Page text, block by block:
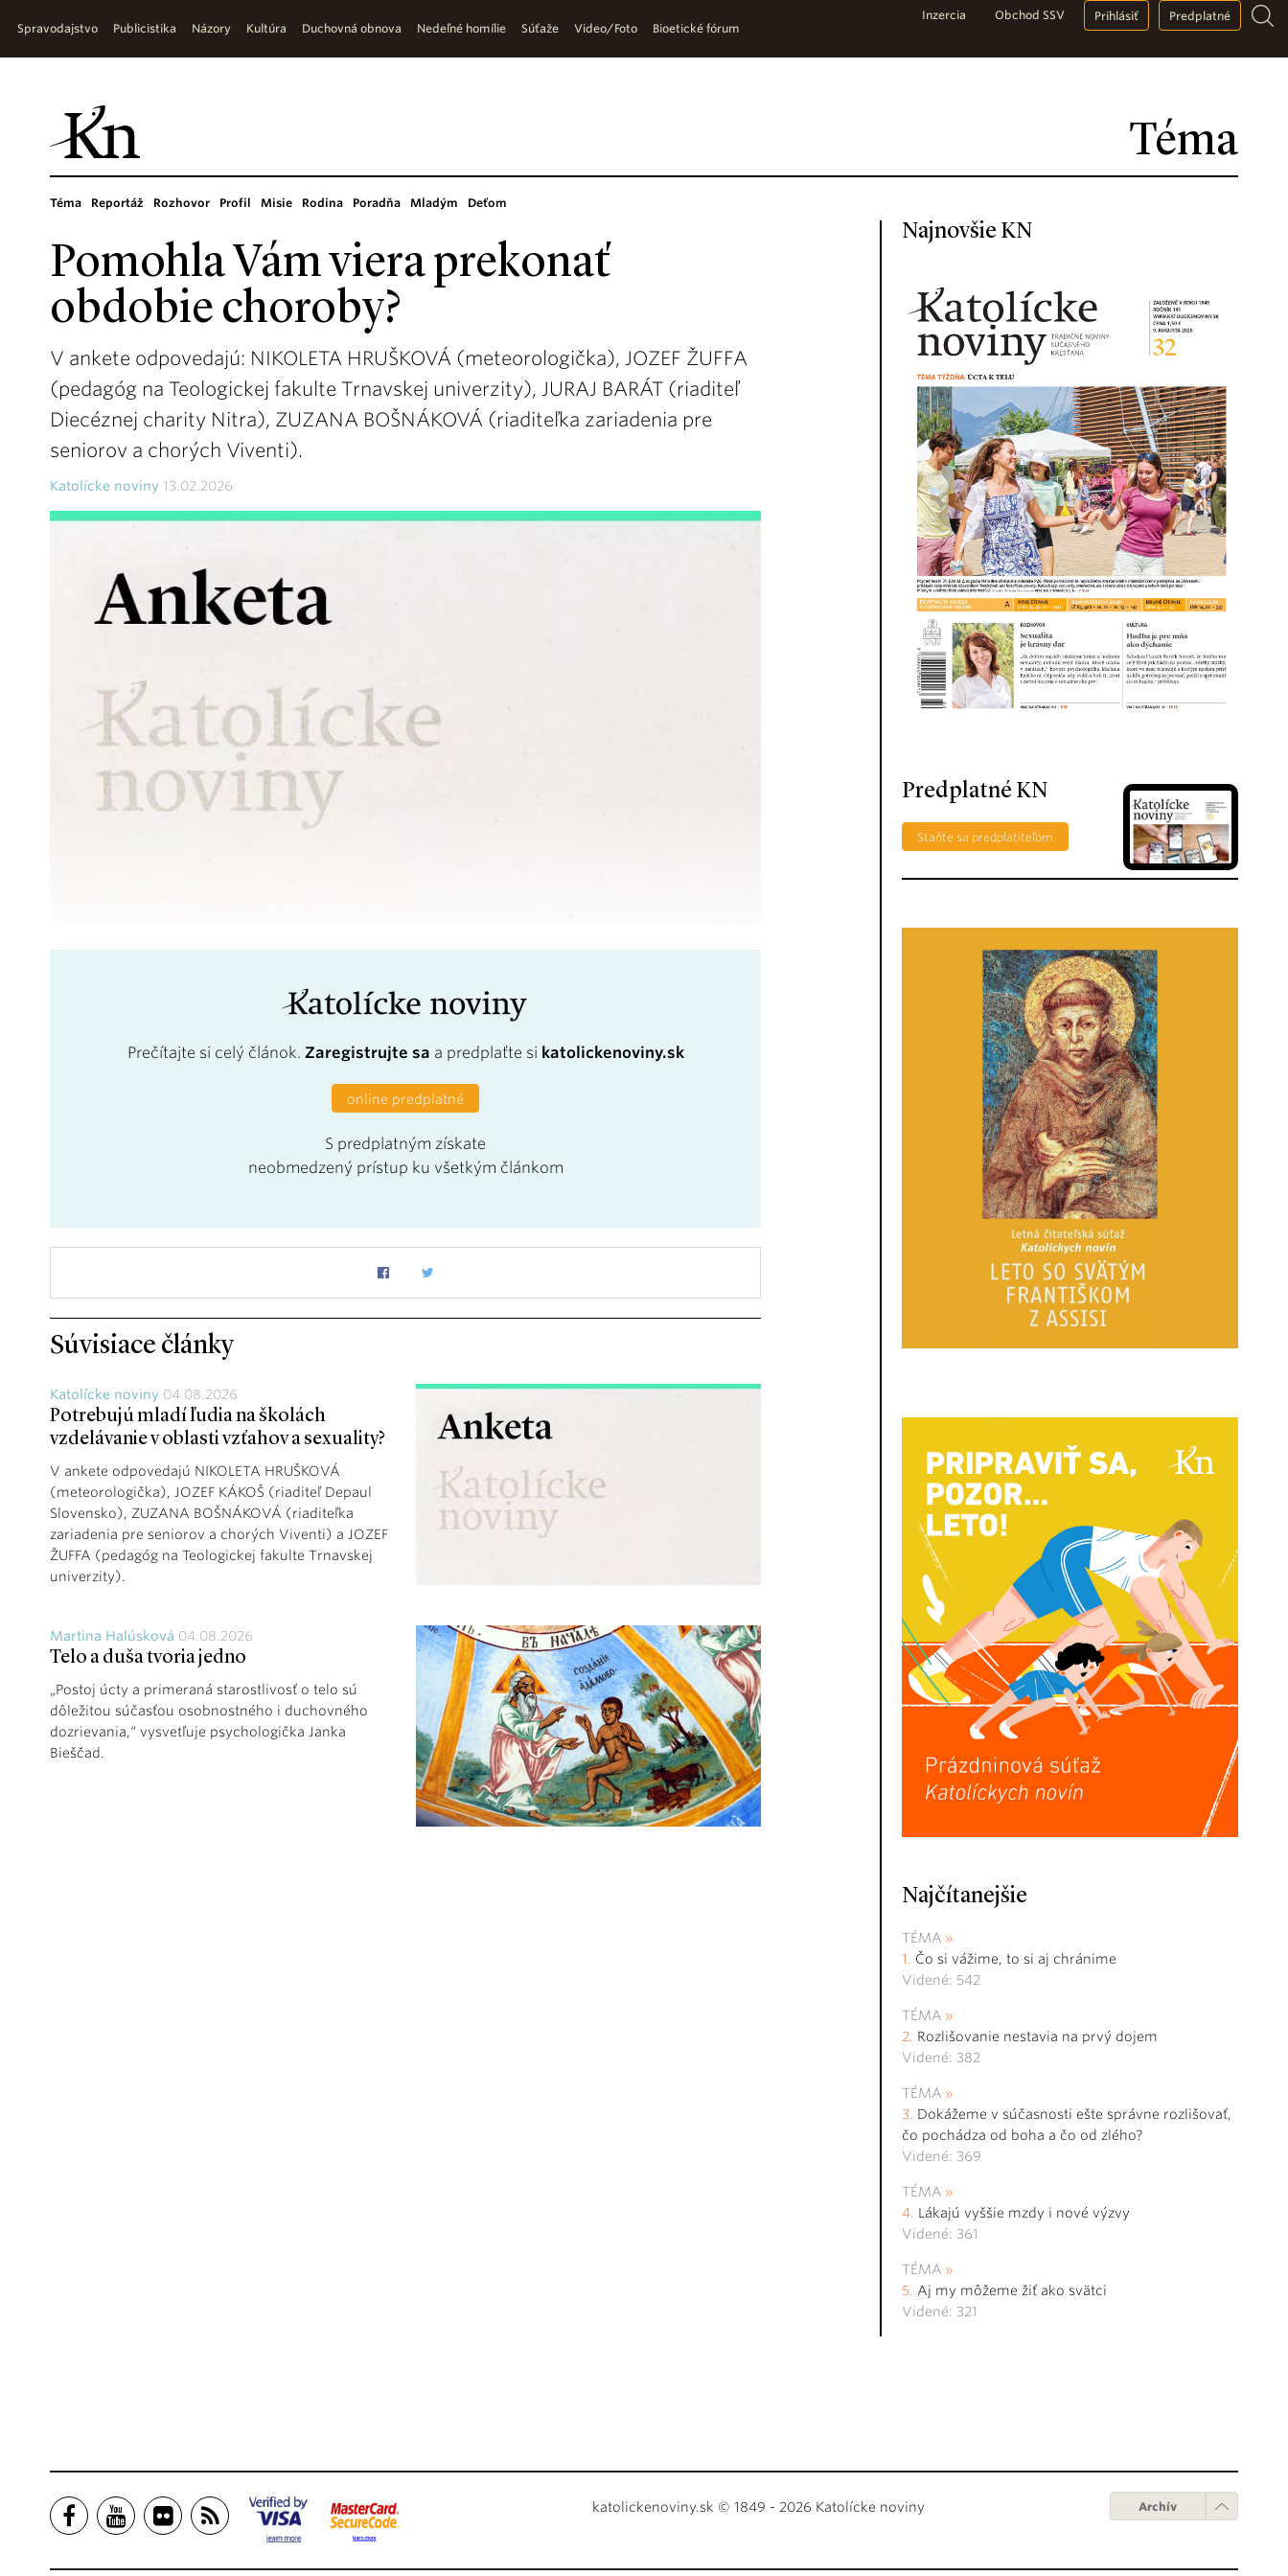
Téma
Spravodajstvo Publicistika Názory Kultúra Duchovná obnova Nedeľné homílie Súťaže Video/Foto Bioetické fórum
Inzercia Obchod SSV Prihlásiť Predplatné
Téma Reportáž Rozhovor Profil Misie Rodina Poradňa Mladým Deťom
Pomohla Vám viera prekonať
obdobie choroby?
V ankete odpovedajú: NIKOLETA HRUŠKOVÁ (meteorologička), JOZEF ŽUFFA
(pedagóg na Teologickej fakulte Trnavskej univerzity), JURAJ BARÁT (riaditeľ
Diecéznej charity Nitra), ZUZANA BOŠNÁKOVÁ (riaditeľka zariadenia pre
seniorov a chorých Viventi).
Katolícke noviny 13.02.2026
Prečítajte si celý článok. Zaregistrujte sa a predplaťte si katolickenoviny.sk
online predplatné
S predplatným získate
neobmedzený prístup ku všetkým článkom
Súvisiace články
Katolícke noviny 04.08.2026
Potrebujú mladí ľudia na školách
vzdelávanie v oblasti vzťahov a sexuality?
V ankete odpovedajú NIKOLETA HRUŠKOVÁ
(meteorologička), JOZEF KÁKOŠ (riaditeľ Depaul
Slovensko), ZUZANA BOŠNÁKOVÁ (riaditeľka
zariadenia pre seniorov a chorých Viventi) a JOZEF
ŽUFFA (pedagóg na Teologickej fakulte Trnavskej
univerzity).
Martina Halúsková 04.08.2026
Telo a duša tvoria jedno
„Postoj úcty a primeraná starostlivosť o telo sú
dôležitou súčasťou osobnostného i duchovného
dozrievania,“ vysvetľuje psychologička Janka
Bieščad.
Najnovšie KN
Predplatné KN
Staňte sa predplatiteľom
Najčítanejšie
TÉMA
Čo si vážime, to si aj chránime
Videné: 542
TÉMA
Rozlišovanie nestavia na prvý dojem
Videné: 382
TÉMA
Dokážeme v súčasnosti ešte správne rozlišovať,
čo pochádza od boha a čo od zlého?
Videné: 369
TÉMA
Lákajú vyššie mzdy i nové výzvy
Videné: 361
TÉMA
Aj my môžeme žiť ako svätci
Videné: 321
katolickenoviny.sk © 1849 - 2026 Katolícke noviny Archív